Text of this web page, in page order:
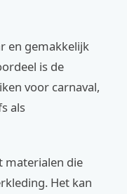
en gemakkelijk
is de
voor carnaval,
als
materialen die
Het kan